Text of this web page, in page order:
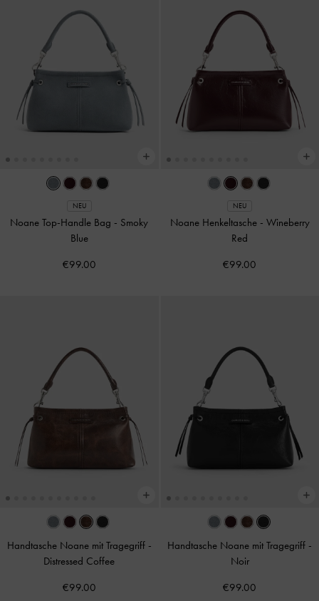
NEU
Noane Top-Handle Bag - Smoky
Blue
€99.00
NEU
Noane Henkeltasche - Wineberry
Red
€99.00
Handtasche Noane mit Tragegriff -
Distressed Coffee
€99.00
Handtasche Noane mit Tragegriff -
Noir
€99.00